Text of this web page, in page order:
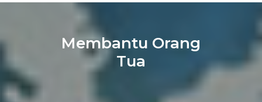
Membantu Orang
Tua